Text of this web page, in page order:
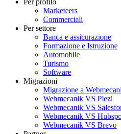
Per profilo
Marketeers
Commerciali
Per settore
Banca e assicurazione
Formazione e Istruzione
Automobile
Turismo
Software
Migrazioni
Migrazione a
Webmecanik VS Plezi
Webmecanik VS
Webmecanik VS
Webmecanik VS Brevo